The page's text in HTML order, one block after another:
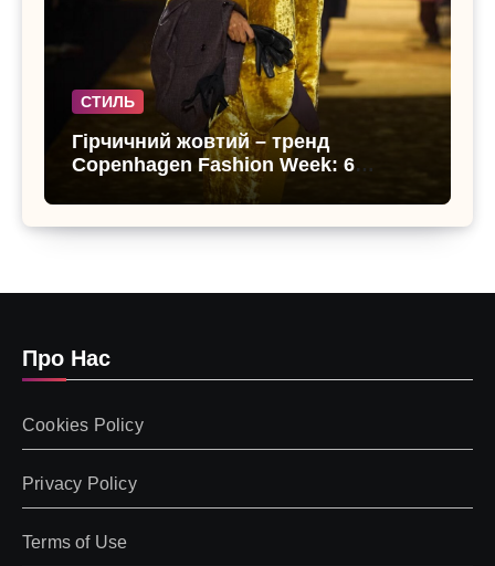
СТИЛЬ
Гірчичний жовтий – тренд
Copenhagen Fashion Week: 6
образів, що переводять літо в
осінь
Про Нас
Cookies Policy
Privacy Policy
Terms of Use